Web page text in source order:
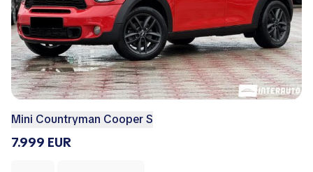
Mini Countryman Cooper S
7.999 EUR